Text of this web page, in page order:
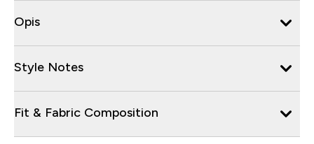
Opis
Style Notes
Fit & Fabric Composition